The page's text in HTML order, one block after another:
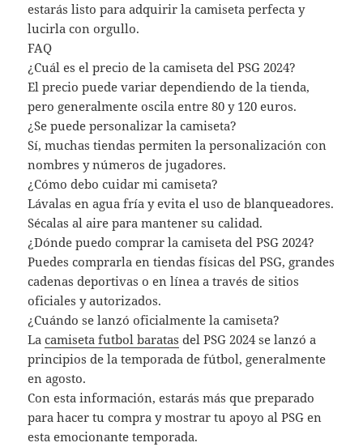
estarás listo para adquirir la camiseta perfecta y
lucirla con orgullo.
FAQ
¿Cuál es el precio de la camiseta del PSG 2024?
El precio puede variar dependiendo de la tienda,
pero generalmente oscila entre 80 y 120 euros.
¿Se puede personalizar la camiseta?
Sí, muchas tiendas permiten la personalización con
nombres y números de jugadores.
¿Cómo debo cuidar mi camiseta?
Lávalas en agua fría y evita el uso de blanqueadores.
Sécalas al aire para mantener su calidad.
¿Dónde puedo comprar la camiseta del PSG 2024?
Puedes comprarla en tiendas físicas del PSG, grandes
cadenas deportivas o en línea a través de sitios
oficiales y autorizados.
¿Cuándo se lanzó oficialmente la camiseta?
Lacamiseta futbol baratas del PSG 2024 se lanzó a
principios de la temporada de fútbol, generalmente
en agosto.
Con esta información, estarás más que preparado
para hacer tu compra y mostrar tu apoyo al PSG en
esta emocionante temporada.